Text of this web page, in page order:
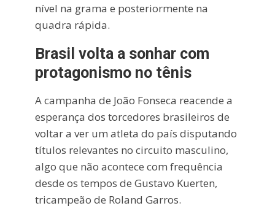
nível na grama e posteriormente na
quadra rápida.
Brasil volta a sonhar com
protagonismo no tênis
A campanha de João Fonseca reacende a
esperança dos torcedores brasileiros de
voltar a ver um atleta do país disputando
títulos relevantes no circuito masculino,
algo que não acontece com frequência
desde os tempos de Gustavo Kuerten,
tricampeão de Roland Garros.